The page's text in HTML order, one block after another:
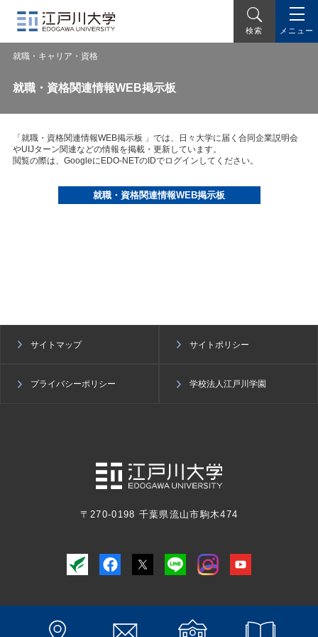
検索 メニュー
就職・キャリア・資格
就職・資格関連情報WEB掲示板
「就職・資格関連情報WEB掲示板 」では、日々大学に届く合同企業説明会
やUIJターン関連などの情報を掲載・更新しています。
閲覧の際は、GoogleにEDO-NETのIDでログインしてください。
就職・資格関連情報WEB掲示板
サイトマップ サイトポリシー
プライバシーポリシー 学校法人江戸川学園
〒270-0198 千葉県流山市駒木474